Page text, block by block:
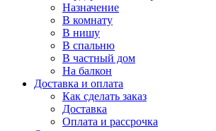
Назначение
В комнату
В нишу
В спальню
В частный дом
На балкон
Доставка и оплата
Как сделать заказ
Доставка
Оплата и рассрочка